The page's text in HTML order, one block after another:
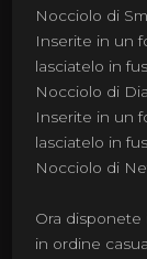
Nocciolo di
Inserite in un
lasciatelo in
Nocciolo di
Inserite in un
lasciatelo in
Nocciolo di
Ora
in ordine